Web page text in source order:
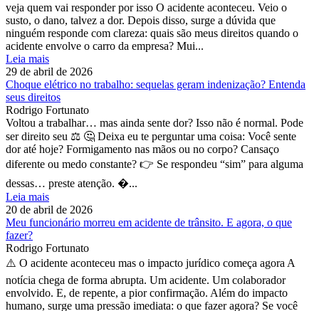
veja quem vai responder por isso O acidente aconteceu. Veio o
susto, o dano, talvez a dor. Depois disso, surge a dúvida que
ninguém responde com clareza: quais são meus direitos quando o
acidente envolve o carro da empresa? Mui...
Leia mais
29 de abril de 2026
Choque elétrico no trabalho: sequelas geram indenização? Entenda
seus direitos
Rodrigo Fortunato
Voltou a trabalhar… mas ainda sente dor? Isso não é normal. Pode
ser direito seu ⚖️ 🤔 Deixa eu te perguntar uma coisa: Você sente
dor até hoje? Formigamento nas mãos ou no corpo? Cansaço
diferente ou medo constante? 👉 Se respondeu “sim” para alguma
dessas… preste atenção. �...
Leia mais
20 de abril de 2026
Meu funcionário morreu em acidente de trânsito. E agora, o que
fazer?
Rodrigo Fortunato
⚠️ O acidente aconteceu mas o impacto jurídico começa agora A
notícia chega de forma abrupta. Um acidente. Um colaborador
envolvido. E, de repente, a pior confirmação. Além do impacto
humano, surge uma pressão imediata: o que fazer agora? Se você